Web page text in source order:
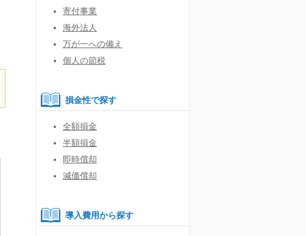
寄付事業
海外法人
万が一への備え
個人の節税
損金性で探す
全額損金
半額損金
即時償却
減価償却
導入費用から探す